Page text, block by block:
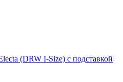
(DRW I-Size) с подставкой